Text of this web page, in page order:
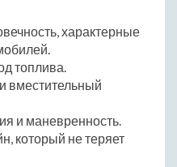
характерные
топлива.
вместительный
и маневренность.
который не теряет